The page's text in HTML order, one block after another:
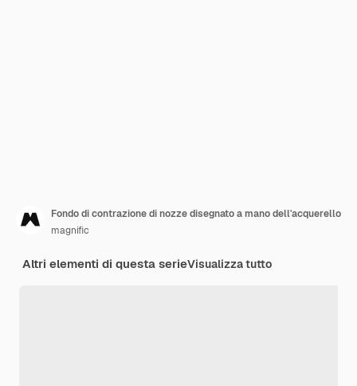
Fondo di contrazione di nozze disegnato a mano dell'acquerello
magnific
Altri elementi di questa serieVisualizza tutto